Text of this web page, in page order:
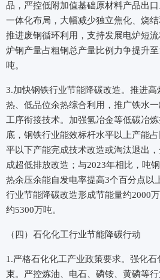
品，严控低附加值基础原材料产品出
一体化布局，大幅减少独立焦化、烧
推进废钢循环利用，支持发展电炉短
炉钢产量占粗钢总产量比例力争提升
吨。
3.加快钢铁行业节能降碳改造。推进
热、低品位余热综合利用，推广铁水
工序衔接技术。加强氢冶金等低碳冶
底，钢铁行业能效标杆水平以上产能
平以下产能完成技术改造或淘汰退出
成超低排放改造；与2023年相比，吨
热余压余能自发电率提高3个百分点以
行业节能降碳改造形成节能量约2000
约5300万吨。
（四）石化化工行业节能降碳行动
1.严格石化化工产业政策要求。强化
束。严控炼油、电石、磷铵、黄磷等